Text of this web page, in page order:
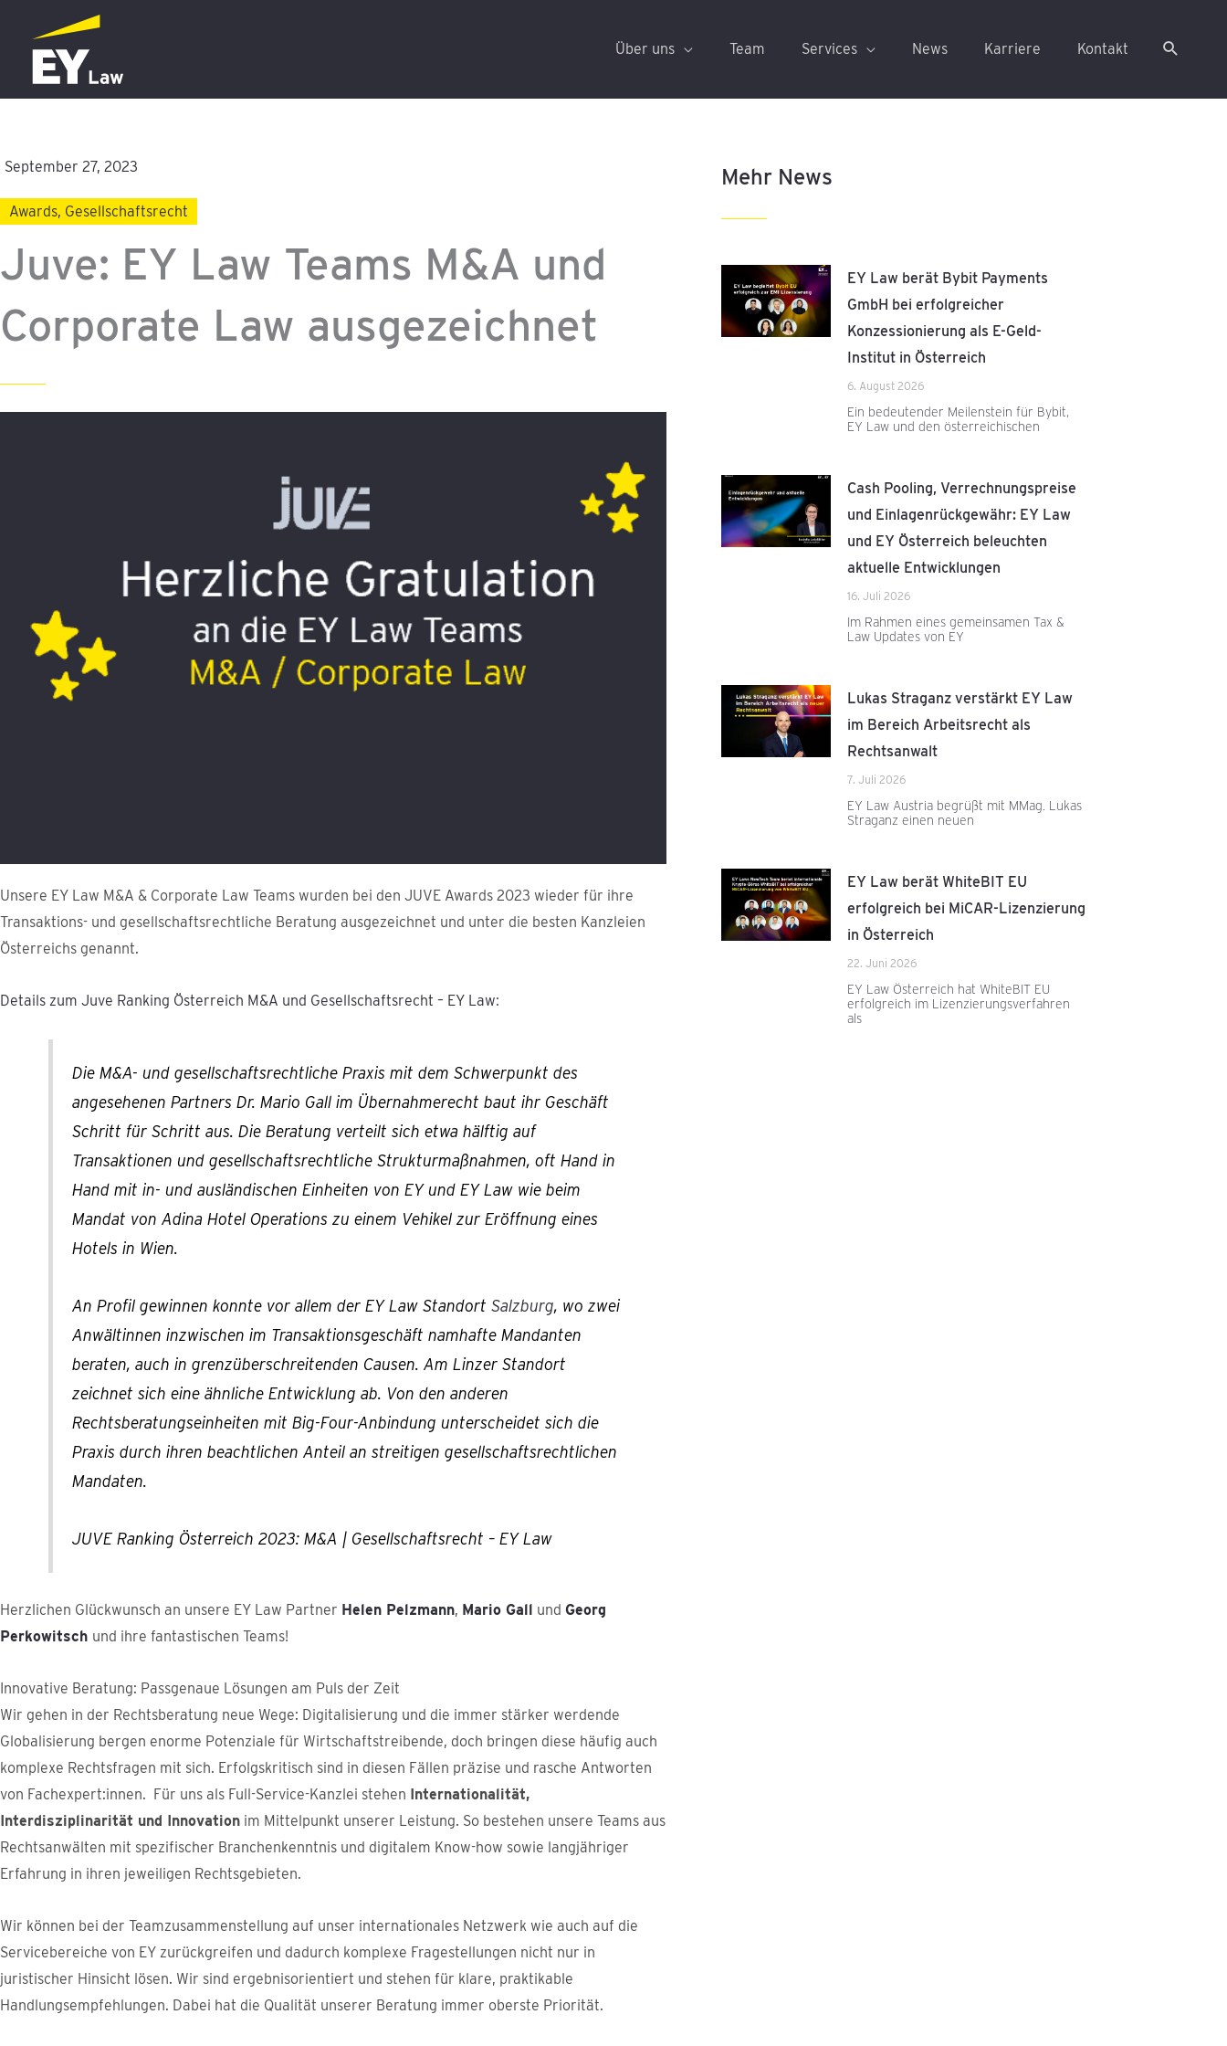
Inhalt
springen
Über uns Team Services News Karriere Kontakt
September 27, 2023
Awards, Gesellschaftsrecht
Juve: EY Law Teams M&A und
Corporate Law ausgezeichnet
Unsere EY Law M&A & Corporate Law Teams wurden bei den JUVE Awards 2023 wieder für ihre
Transaktions- und gesellschaftsrechtliche Beratung ausgezeichnet und unter die besten Kanzleien
Österreichs genannt.
Details zum Juve Ranking Österreich M&A und Gesellschaftsrecht – EY Law:
Die M&A- und gesellschaftsrechtliche Praxis mit dem Schwerpunkt des
angesehenen Partners Dr. Mario Gall im Übernahmerecht baut ihr Geschäft
Schritt für Schritt aus. Die Beratung verteilt sich etwa hälftig auf
Transaktionen und gesellschaftsrechtliche Strukturmaßnahmen, oft Hand in
Hand mit in- und ausländischen Einheiten von EY und EY Law wie beim
Mandat von Adina Hotel Operations zu einem Vehikel zur Eröffnung eines
Hotels in Wien.
An Profil gewinnen konnte vor allem der EY Law Standort Salzburg, wo zwei
Anwältinnen inzwischen im Transaktionsgeschäft namhafte Mandanten
beraten, auch in grenzüberschreitenden Causen. Am Linzer Standort
zeichnet sich eine ähnliche Entwicklung ab. Von den anderen
Rechtsberatungseinheiten mit Big-Four-Anbindung unterscheidet sich die
Praxis durch ihren beachtlichen Anteil an streitigen gesellschaftsrechtlichen
Mandaten.
JUVE Ranking Österreich 2023: M&A | Gesellschaftsrecht – EY Law
Herzlichen Glückwunsch an unsere EY Law Partner Helen Pelzmann, Mario Gall und Georg
Perkowitsch und ihre fantastischen Teams!
Innovative Beratung: Passgenaue Lösungen am Puls der Zeit
Wir gehen in der Rechtsberatung neue Wege: Digitalisierung und die immer stärker werdende
Globalisierung bergen enorme Potenziale für Wirtschaftstreibende, doch bringen diese häufig auch
komplexe Rechtsfragen mit sich. Erfolgskritisch sind in diesen Fällen präzise und rasche Antworten
von Fachexpert:innen. Für uns als Full-Service-Kanzlei stehen Internationalität,
Interdisziplinarität und Innovation im Mittelpunkt unserer Leistung. So bestehen unsere Teams aus
Rechtsanwälten mit spezifischer Branchenkenntnis und digitalem Know-how sowie langjähriger
Erfahrung in ihren jeweiligen Rechtsgebieten.
Wir können bei der Teamzusammenstellung auf unser internationales Netzwerk wie auch auf die
Servicebereiche von EY zurückgreifen und dadurch komplexe Fragestellungen nicht nur in
juristischer Hinsicht lösen. Wir sind ergebnisorientiert und stehen für klare, praktikable
Handlungsempfehlungen. Dabei hat die Qualität unserer Beratung immer oberste Priorität.
Mehr News
EY Law berät Bybit Payments
GmbH bei erfolgreicher
Konzessionierung als E-Geld-
Institut in Österreich
6. August 2026
Ein bedeutender Meilenstein für Bybit,
EY Law und den österreichischen
Cash Pooling, Verrechnungspreise
und Einlagenrückgewähr: EY Law
und EY Österreich beleuchten
aktuelle Entwicklungen
16. Juli 2026
Im Rahmen eines gemeinsamen Tax &
Law Updates von EY
Lukas Straganz verstärkt EY Law
im Bereich Arbeitsrecht als
Rechtsanwalt
7. Juli 2026
EY Law Austria begrüßt mit MMag. Lukas
Straganz einen neuen
EY Law berät WhiteBIT EU
erfolgreich bei MiCAR-Lizenzierung
in Österreich
22. Juni 2026
EY Law Österreich hat WhiteBIT EU
erfolgreich im Lizenzierungsverfahren
als